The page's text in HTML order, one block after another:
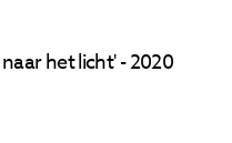
het licht' - 2020